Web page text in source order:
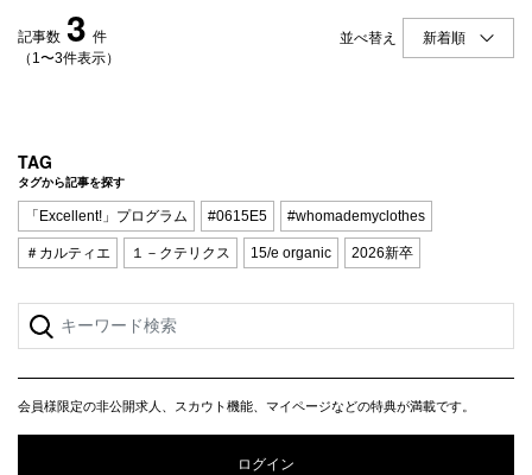
記事数 3 件
（1〜3件表示）
並べ替え
TAG
タグから記事を探す
「Excellent!」プログラム #0615E5 #whomademyclothes
＃カルティエ １－クテリクス 15/e organic 2026新卒
会員様限定の非公開求人、スカウト機能、マイページなどの特典が満載です。
ログイン